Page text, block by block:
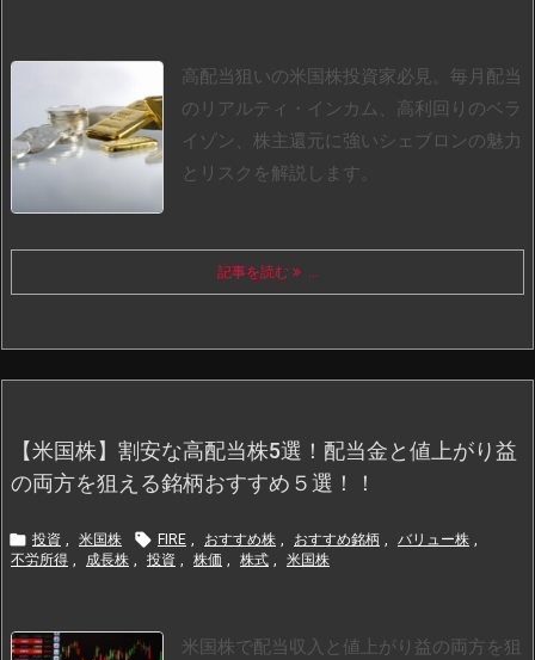
高配当狙いの米国株投資家必見。毎月配当
のリアルティ・インカム、高利回りのベラ
イゾン、株主還元に強いシェブロンの魅力
とリスクを解説します。
記事を読む ...
【米国株】割安な高配当株5選！配当金と値上がり益
の両方を狙える銘柄おすすめ５選！！
 投資 , 米国株  FIRE , おすすめ株 , おすすめ銘柄 , バリュー株 ,
不労所得 , 成長株 , 投資 , 株価 , 株式 , 米国株
米国株で配当収入と値上がり益の両方を狙